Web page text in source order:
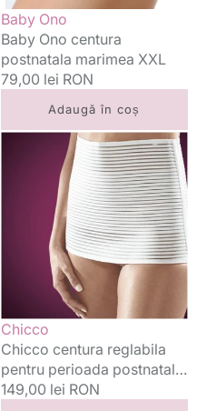
Vânzător:
Baby Ono
Baby Ono centura
postnatala marimea XXL
Preț
79,00 lei RON
Adaugă în coș
reglabila
perioada
postnatala
marimea
Vânzător:
Chicco
Chicco centura reglabila
pentru perioada postnatala
marimea S
Preț
149,00 lei RON